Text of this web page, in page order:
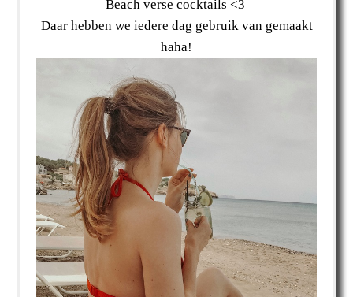
Beach verse cocktails <3
Daar hebben we iedere dag gebruik van gemaakt
haha!